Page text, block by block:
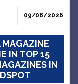
09/08/2026
IN TOP 15
IN